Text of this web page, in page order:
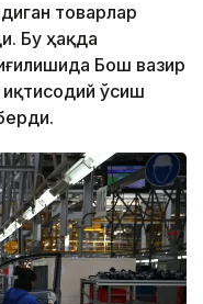
товарлар
Бу ҳақда
Бош вазир
ўсиш